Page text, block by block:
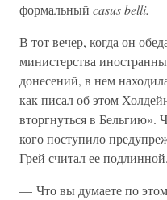
формальный casus belli.
В тот вечер, когда он
министерства
донесений, в нем
как писал об этом
вторгнуться в Бельгию».
кого поступило
Грей считал ее подлинной.
— Что вы думаете по